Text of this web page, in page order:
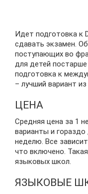
Идет подготовка к
сдавать экзамен.
поступающих во
для детей
подготовка к
– лучший вариант
ЦЕНА
Средняя цена за 1
варианты и
неделю. Все
что включено.
языковых школ.
ЯЗЫКОВЫЕ